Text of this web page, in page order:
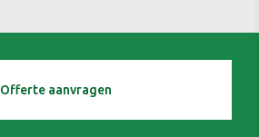
Offerte aanvragen